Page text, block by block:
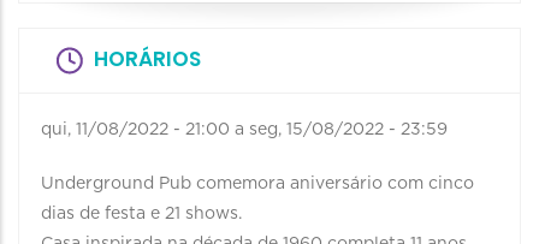
HORÁRIOS
qui, 11/08/2022 - 21:00 a seg, 15/08/2022 - 23:59
Underground Pub comemora aniversário com cinco
dias de festa e 21 shows.